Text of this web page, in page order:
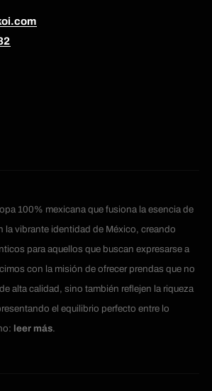
100% mexicana que fusiona la esencia de
la vibrante identidad de México, creando
para aquellos que buscan expresarse a
con la misión de ofrecer prendas que no
alta calidad, sino también reflejen la riqueza
el equilibrio perfecto entre lo
leer más.